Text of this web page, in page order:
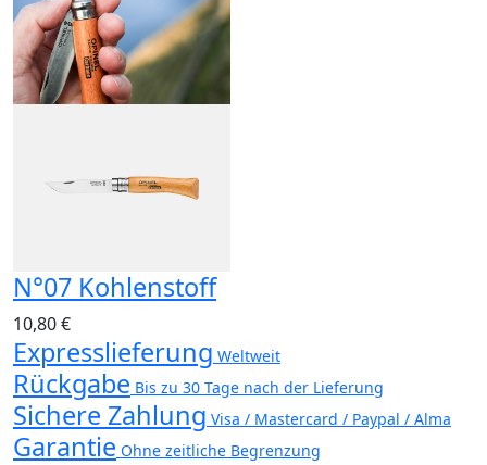
N°07 Kohlenstoff
10,80 €
Expresslieferung Weltweit
Rückgabe Bis zu 30 Tage nach der Lieferung
Sichere Zahlung Visa / Mastercard / Paypal / Alma
Garantie Ohne zeitliche Begrenzung